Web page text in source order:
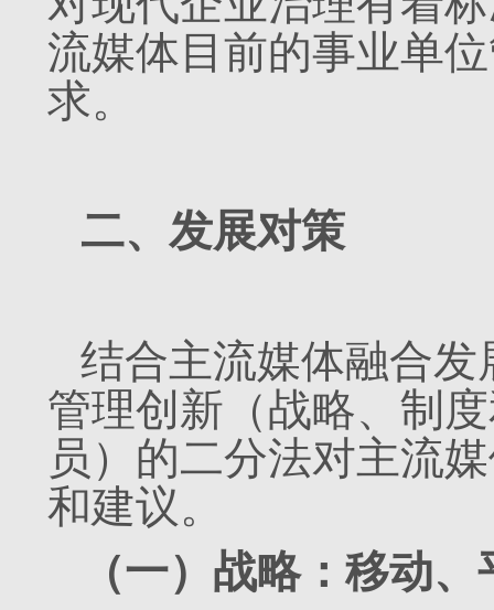
流媒体目前的事业单
求。
二、发展对策
结合主流媒体融合
管理创新（战略、制
员）的二分法对主流
和建议。
（一）战略：移动